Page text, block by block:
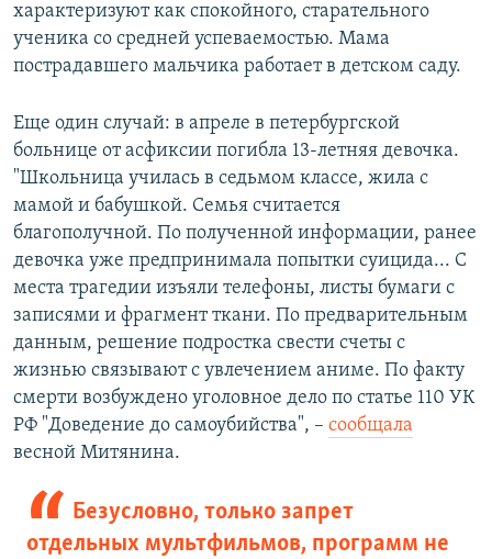
характеризуют как спокойного, старательного
ученика со средней успеваемостью. Мама
пострадавшего мальчика работает в детском саду.
Еще один случай: в апреле в петербургской
больнице от асфиксии погибла 13-летняя девочка.
"Школьница училась в седьмом классе, жила с
мамой и бабушкой. Семья считается
благополучной. По полученной информации, ранее
девочка уже предпринимала попытки суицида... С
места трагедии изъяли телефоны, листы бумаги с
записями и фрагмент ткани. По предварительным
данным, решение подростка свести счеты с
жизнью связывают с увлечением аниме. По факту
смерти возбуждено уголовное дело по статье 110 УК
РФ "Доведение до самоубийства", – сообщала
весной Митянина.
Безусловно, только запрет
отдельных мультфильмов, программ не